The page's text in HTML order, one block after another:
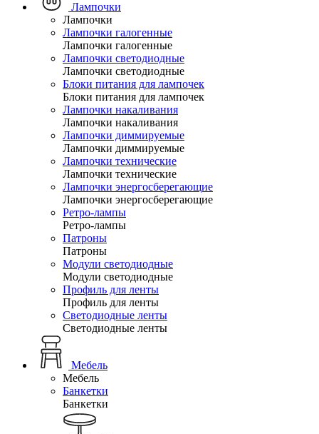
Лампочки
Лампочки
Лампочки галогенные
Лампочки галогенные
Лампочки светодиодные
Лампочки светодиодные
Блоки питания для лампочек
Блоки питания для лампочек
Лампочки накаливания
Лампочки накаливания
Лампочки диммируемые
Лампочки диммируемые
Лампочки технические
Лампочки технические
Лампочки энергосберегающие
Лампочки энергосберегающие
Ретро-лампы
Ретро-лампы
Патроны
Патроны
Модули светодиодные
Модули светодиодные
Профиль для ленты
Профиль для ленты
Светодиодные ленты
Светодиодные ленты
Мебель
Мебель
Банкетки
Банкетки